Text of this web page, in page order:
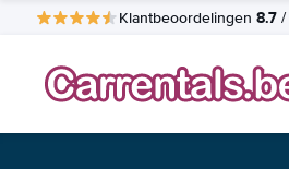
Klantbeoordelingen 8.7 /